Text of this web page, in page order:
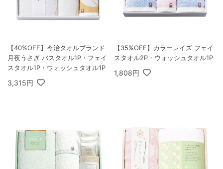
【40%OFF】今治タオルブランド
月夜うさぎ バスタオル1P・フェイ
スタオル1P・ウォッシュタオル1P
3,315円
【35%OFF】カラーレイズ フェイ
スタオル2P・ウォッシュタオル1P
1,808円